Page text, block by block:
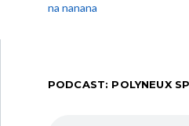
na nanana
PODCAST: POLYNEUX